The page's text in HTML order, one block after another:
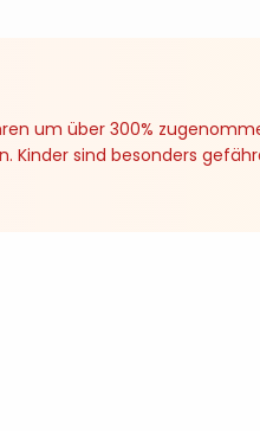
um über 300%
Kinder sind besonders